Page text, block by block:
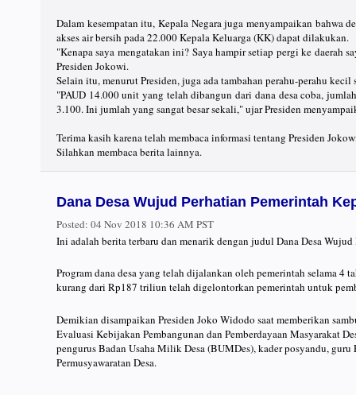
Dalam kesempatan itu, Kepala Negara juga menyampaikan bahwa
akses air bersih pada 22.000 Kepala Keluarga (KK) dapat dilakukan.
"Kenapa saya mengatakan ini? Saya hampir setiap pergi ke daerah
Presiden Jokowi.
Selain itu, menurut Presiden, juga ada tambahan perahu-perahu
"PAUD 14.000 unit yang telah dibangun dari dana desa coba,
3.100. Ini jumlah yang sangat besar sekali," ujar Presiden
Terima kasih karena telah membaca informasi tentang Presiden
Silahkan membaca berita lainnya.
Dana Desa Wujud Perhatian Pemerintah
Posted: 04 Nov 2018 10:36 AM PST
Ini adalah berita terbaru dan menarik dengan judul Dana Desa
Program dana desa yang telah dijalankan oleh pemerintah selama 4
kurang dari Rp187 triliun telah digelontorkan pemerintah untuk
Demikian disampaikan Presiden Joko Widodo saat memberikan
Evaluasi Kebijakan Pembangunan dan Pemberdayaan Masyarakat
pengurus Badan Usaha Milik Desa (BUMDes), kader posyandu,
Permusyawaratan Desa.